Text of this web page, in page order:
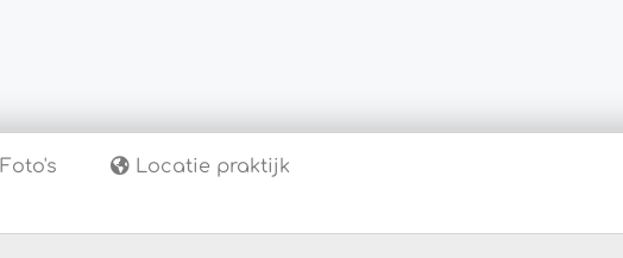
Foto's Locatie praktijk